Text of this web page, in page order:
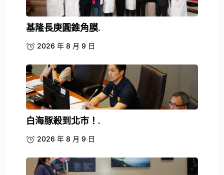
基隆長庚圓錐角膜.
2026 年 8 月 9 日
白海豚殺到北市！.
2026 年 8 月 9 日